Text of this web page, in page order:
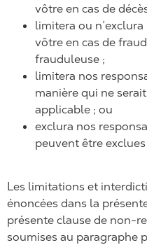
vôtre en cas de
limitera ou
vôtre en cas de
frauduleuse ;
limitera nos
manière qui ne
applicable ; ou
exclura nos
peuvent être
Les limitations et
énoncées dans la
présente clause de non-
soumises au paragraphe